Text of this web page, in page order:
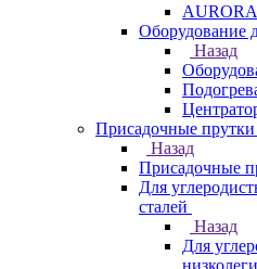
AURORA
Оборудование
Назад
Присадочные прутки
Назад
Присадочные
Для
сталей
Назад
Для